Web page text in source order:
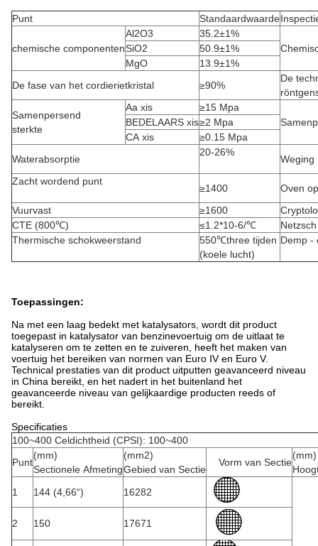
Punt Standaardwaarde
chemische componenten
Al2O3
35.2±1%
SiO2
50.9±1%
MgO
13.9±1%
De fase van het cordierietkristal
≥90%
De
Samenpersend
sterkte
Aa xis
≥15 Mpa
BEDELAARS xis≥2 Mpa
CA xis
≥0.15 Mpa
Waterabsorptie
20-26%
Weging
Zacht wordend punt
≥1400
Oven
Vuurvast
≥1600
CTE (800℃)
≤1.2*10-6/℃
Thermische schokweerstand
550℃three tijden
(koele lucht)
Demp -
Toepassingen:
Na met een laag bedekt met katalysators, wordt dit product
toegepast in katalysator van benzinevoertuig om de uitlaat te
katalyseren om te zetten en te zuiveren, heeft het maken van
voertuig het bereiken van normen van Euro IV en Euro V.
Technical prestaties van dit product uitputten geavanceerd niveau
in China bereikt, en het nadert in het buitenland het
geavanceerde niveau van gelijkaardige producten reeds of
bereikt.
Specificaties
100~400 Celdichtheid (CPSI): 100~400
Punt
(mm)
Sectionele Afmeting
(mm2)
Gebied van Sectie
Vorm van Sectie
(mm)
1
144 (4,66“) 16282
2 150 17671